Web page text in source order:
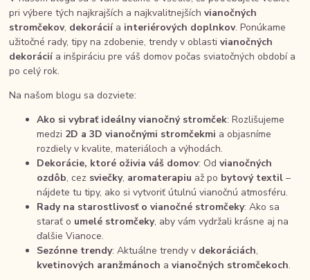
pri výbere tých najkrajších a najkvalitnejšíchvianočných
stromčekov, dekoráciía interiérových doplnkov. Ponúkame
užitočné rady, tipy na zdobenie, trendy v oblastivianočných
dekoráciía inšpiráciu pre váš domov počas sviatočných období a
po celý rok.
Na našom blogu sa dozviete:
Ako si vybrať ideálny vianočný stromček: Rozlišujeme
medzi 2D a 3D vianočnými stromčekmi a objasníme
rozdiely v kvalite, materiáloch a výhodách.
Dekorácie, ktoré oživia váš domov: Odvianočných
ozdôb, cez sviečky, aromaterapiu až po bytový textil –
nájdete tu tipy, ako si vytvoriť útulnú vianočnú atmosféru.
Rady na starostlivosť o vianočné stromčeky: Ako sa
starať o umelé stromčeky, aby vám vydržali krásne aj na
ďalšie Vianoce.
Sezónne trendy: Aktuálne trendy v dekoráciách,
kvetinových aranžmánoch avianočných stromčekoch.